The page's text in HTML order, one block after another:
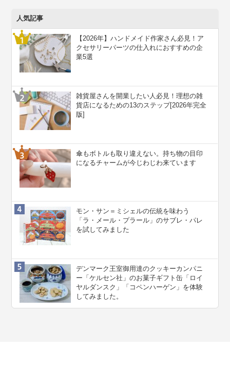
人気記事
【2026年】ハンドメイド作家さん必見！ア
クセサリーパーツの仕入れにおすすめの企
業5選
雑貨屋さんを開業したい人必見！理想の雑
貨店になるための13のステップ[2026年完全
版]
傘もボトルも取り違えない。持ち物の目印
になるチャームが今じわじわ来ています
モン・サン＝ミシェルの伝統を味わう
「ラ・メール・プラール」のサブレ・パレ
を試してみました
デンマーク王室御用達のクッキーカンパニ
ー「ケルセン社」のお菓子ギフト缶「ロイ
ヤルダンスク」「コペンハーゲン」を体験
してみました。